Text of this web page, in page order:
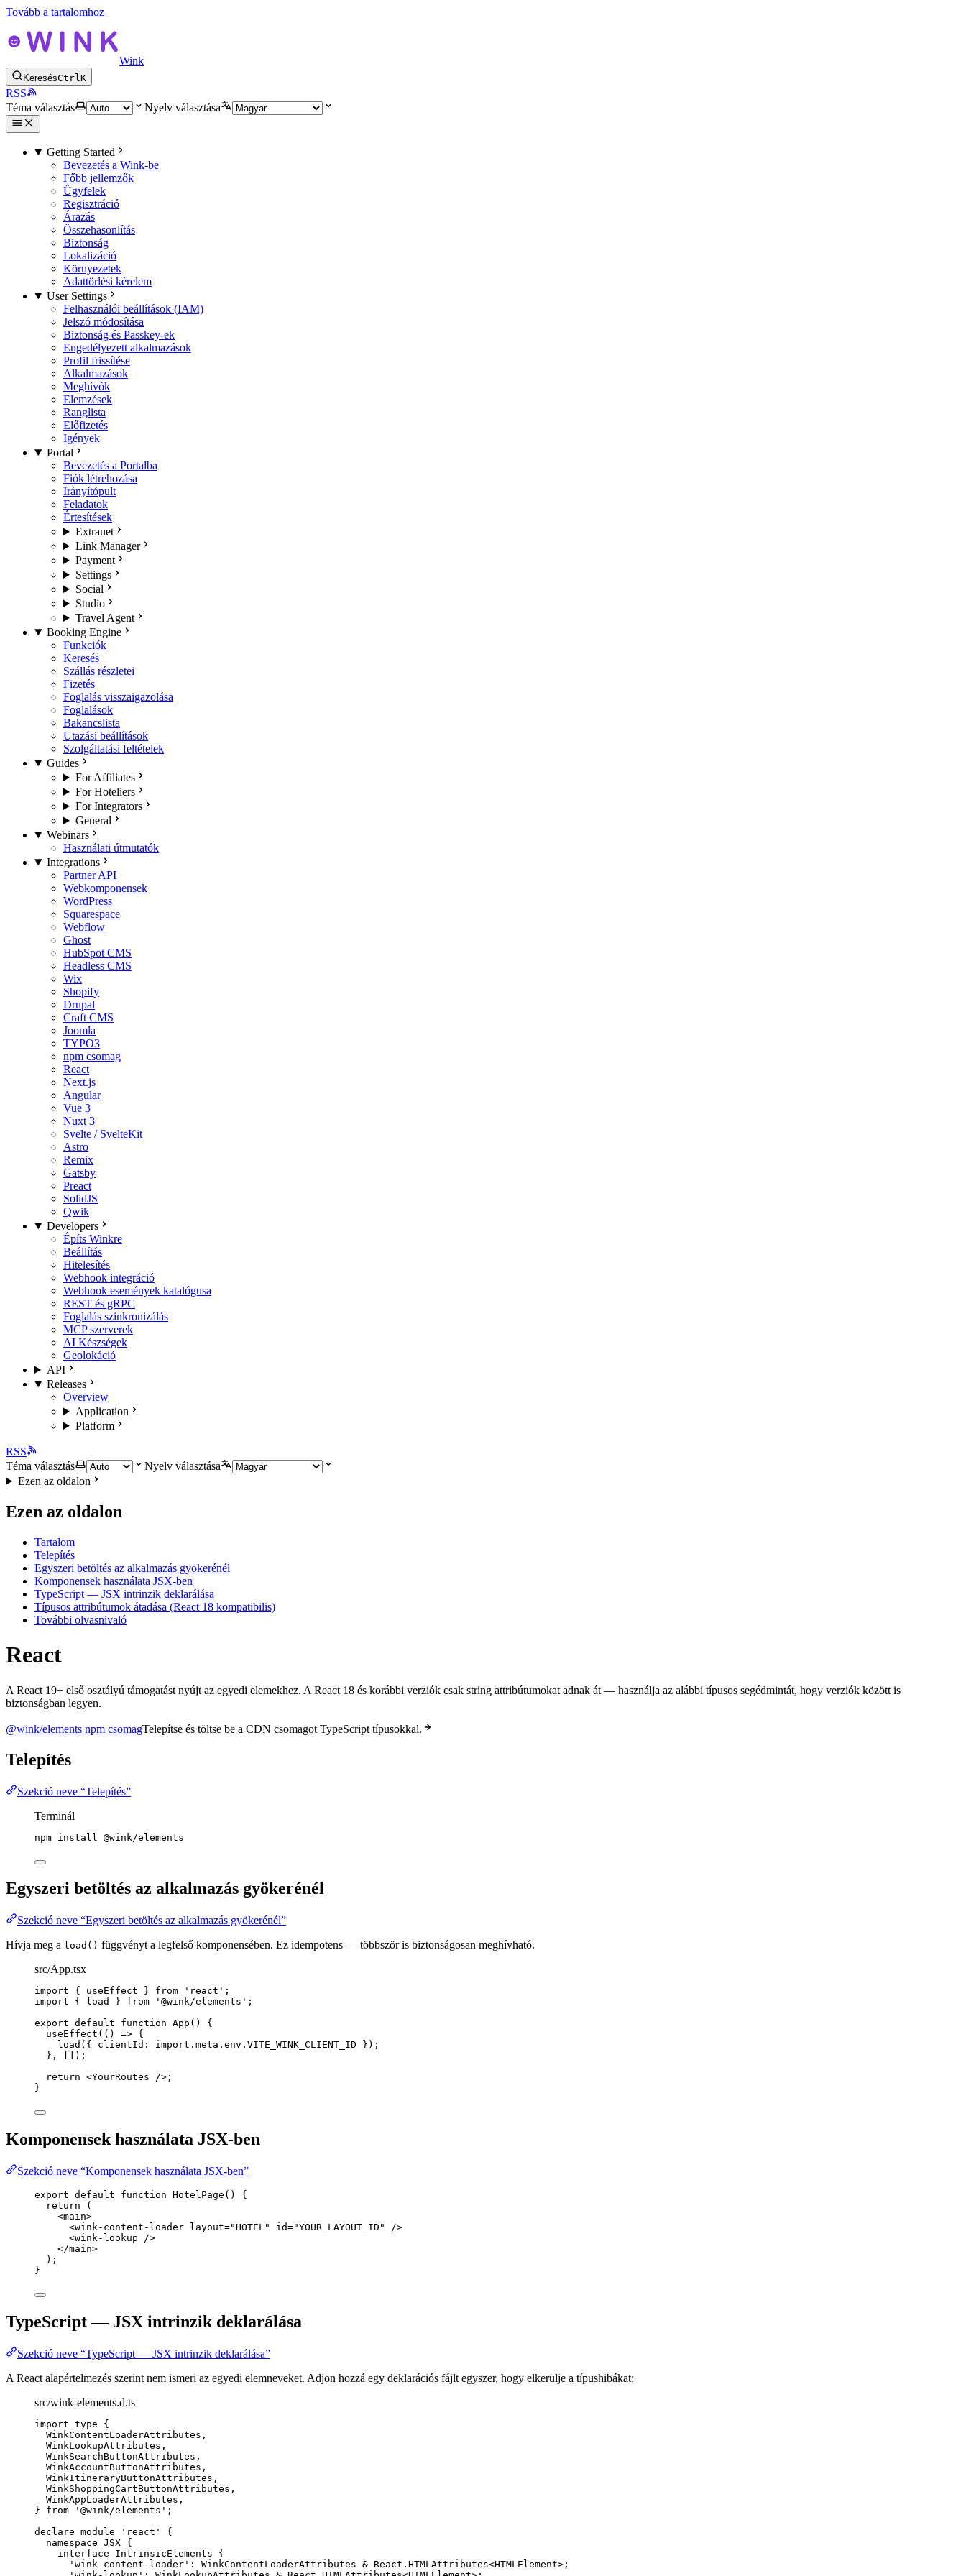
Tovább a tartalomhoz
Wink
KeresésCtrlK
RSS
Téma választás
Nyelv választása
Getting Started
Bevezetés a Wink-be
Főbb jellemzők
Ügyfelek
Regisztráció
Árazás
Összehasonlítás
Biztonság
Lokalizáció
Környezetek
Adattörlési kérelem
User Settings
Felhasználói beállítások (IAM)
Jelszó módosítása
Biztonság és Passkey-ek
Engedélyezett alkalmazások
Profil frissítése
Alkalmazások
Meghívók
Elemzések
Ranglista
Előfizetés
Igények
Portal
Bevezetés a Portalba
Fiók létrehozása
Irányítópult
Feladatok
Értesítések
Extranet
Link Manager
Payment
Settings
Social
Studio
Travel Agent
Booking Engine
Funkciók
Keresés
Szállás részletei
Fizetés
Foglalás visszaigazolása
Foglalások
Bakancslista
Utazási beállítások
Szolgáltatási feltételek
Guides
For Affiliates
For Hoteliers
For Integrators
General
Webinars
Használati útmutatók
Integrations
Partner API
Webkomponensek
WordPress
Squarespace
Webflow
Ghost
HubSpot CMS
Headless CMS
Wix
Shopify
Drupal
Craft CMS
Joomla
TYPO3
npm csomag
React
Next.js
Angular
Vue 3
Nuxt 3
Svelte / SvelteKit
Astro
Remix
Gatsby
Preact
SolidJS
Qwik
Developers
Építs Winkre
Beállítás
Hitelesítés
Webhook integráció
Webhook események katalógusa
REST és gRPC
Foglalás szinkronizálás
MCP szerverek
AI Készségek
Geolokáció
API
Releases
Overview
Application
Platform
RSS
Téma választás
Nyelv választása
Ezen az oldalon
Ezen az oldalon
Tartalom
Telepítés
Egyszeri betöltés az alkalmazás gyökerénél
Komponensek használata JSX-ben
TypeScript — JSX intrinzik deklarálása
Típusos attribútumok átadása (React 18 kompatibilis)
További olvasnivaló
React
A React 19+ első osztályú támogatást nyújt az egyedi elemekhez. A React 18 és korábbi verziók csak string attribútumokat adnak át — használja az alábbi típusos segédmintát, hogy verziók között is
biztonságban legyen.
@wink/elements npm csomagTelepítse és töltse be a CDN csomagot TypeScript típusokkal.
Telepítés
Szekció neve “Telepítés”
Terminál
npm install @wink/elements
Egyszeri betöltés az alkalmazás gyökerénél
Szekció neve “Egyszeri betöltés az alkalmazás gyökerénél”
Hívja meg a load() függvényt a legfelső komponensében. Ez idempotens — többször is biztonságosan meghívható.
src/App.tsx
import { useEffect } from ' react ' ;
import { load } from ' @wink/elements ' ;
export default function App ()
{
useEffect ( () => {
load ({ clientId: import. meta . env . VITE_WINK_CLIENT_ID });
} ,
[]);
return <YourRoutes /> ;
}
Komponensek használata JSX-ben
Szekció neve “Komponensek használata JSX-ben”
export default function HotelPage ()
{
return (
<main>
<wink-content-loader layout="HOTEL" id="YOUR_LAYOUT_ID "
/>
<wink-lookup />
</main>
);
}
TypeScript — JSX intrinzik deklarálása
Szekció neve “TypeScript — JSX intrinzik deklarálása”
A React alapértelmezés szerint nem ismeri az egyedi elemneveket. Adjon hozzá egy deklarációs fájlt egyszer, hogy elkerülje a típushibákat:
src/wink-elements.d.ts
import type {
WinkContentLoaderAttributes,
WinkLookupAttributes,
WinkSearchButtonAttributes,
WinkAccountButtonAttributes,
WinkItineraryButtonAttributes,
WinkShoppingCartButtonAttributes,
WinkAppLoaderAttributes,
} from ' @wink/elements ' ;
declare module ' react '
{
namespace JSX {
interface IntrinsicElements {
' wink-content-loader ' : WinkContentLoaderAttributes & React . HTMLAttributes<HTMLElement>;